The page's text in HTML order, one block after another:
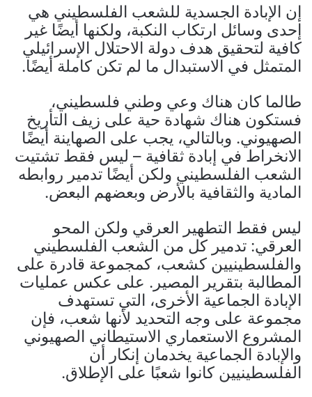
إن الإبادة الجسدية للشعب الفلسطيني هي
إحدى وسائل ارتكاب النكبة، ولكنها أيضًا غير
كافية لتحقيق هدف دولة الاحتلال الإسرائيلي
المتمثل في الاستبدال ما لم تكن كاملة أيضًا.
طالما كان هناك وعي وطني فلسطيني،
فستكون هناك شهادة حية على زيف التأريخ
الصهيوني. وبالتالي، يجب على الصهاينة أيضًا
الانخراط في إبادة ثقافية – ليس فقط تشتيت
الشعب الفلسطيني ولكن أيضًا تدمير روابطه
المادية والثقافية بالأرض وبعضهم البعض.
ليس فقط التطهير العرقي ولكن المحو
العرقي: تدمير كل من الشعب الفلسطيني
والفلسطينيين كشعب، كمجموعة قادرة على
المطالبة بتقرير المصير. على عكس عمليات
الإبادة الجماعية الأخرى، التي تستهدف
مجموعة على وجه التحديد لأنها شعب، فإن
المشروع الاستعماري الاستيطاني الصهيوني
والإبادة الجماعية يخدمان إنكار أن
الفلسطينيين كانوا شعبًا على الإطلاق.